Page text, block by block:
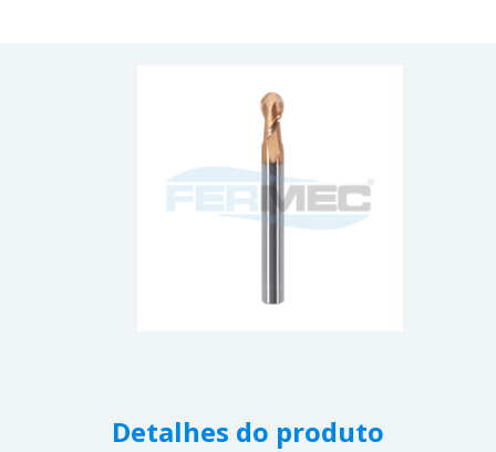
Detalhes do produto